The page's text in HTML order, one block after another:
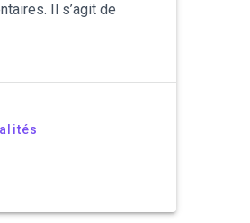
Il s’agit de